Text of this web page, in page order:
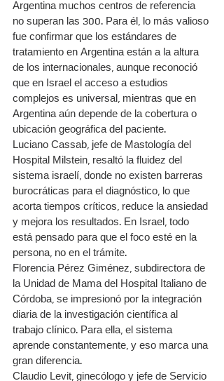
Argentina muchos centros de referencia
no superan las 300. Para él, lo más valioso
fue confirmar que los estándares de
tratamiento en Argentina están a la altura
de los internacionales, aunque reconoció
que en Israel el acceso a estudios
complejos es universal, mientras que en
Argentina aún depende de la cobertura o
ubicación geográfica del paciente.
Luciano Cassab, jefe de Mastología del
Hospital Milstein, resaltó la fluidez del
sistema israelí, donde no existen barreras
burocráticas para el diagnóstico, lo que
acorta tiempos críticos, reduce la ansiedad
y mejora los resultados. En Israel, todo
está pensado para que el foco esté en la
persona, no en el trámite.
Florencia Pérez Giménez, subdirectora de
la Unidad de Mama del Hospital Italiano de
Córdoba, se impresionó por la integración
diaria de la investigación científica al
trabajo clínico. Para ella, el sistema
aprende constantemente, y eso marca una
gran diferencia.
Claudio Levit, ginecólogo y jefe de Servicio